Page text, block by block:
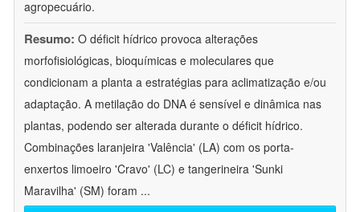
agropecuário.
Resumo: O déficit hídrico provoca alterações
morfofisiológicas, bioquímicas e moleculares que
condicionam a planta a estratégias para aclimatização e/ou
adaptação. A metilação do DNA é sensível e dinâmica nas
plantas, podendo ser alterada durante o déficit hídrico.
Combinações laranjeira 'Valência' (LA) com os porta-
enxertos limoeiro 'Cravo' (LC) e tangerineira 'Sunki
Maravilha' (SM) foram ...